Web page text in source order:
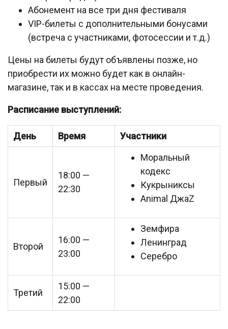
Абонемент на все три дня фестиваля
VIP-билеты с дополнительными бонусами
(встреча с участниками, фотосессии и т.д.)
Цены на билеты будут объявлены позже, но
приобрести их можно будет как в онлайн-
магазине, так и в кассах на месте проведения.
Расписание выступлений:
День Время Участники
Первый
18:00 —
22:30
Моральный
кодекс
Кукрыниксы
Animal ДжаZ
Второй
16:00 —
23:00
Земфира
Ленинград
Серебро
Третий
15:00 —
22:00